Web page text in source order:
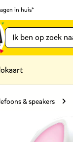
in huis*
& speakers